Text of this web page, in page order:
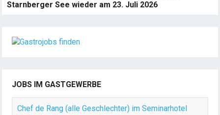
Starnberger See wieder am 23. Juli 2026
JOBS IM GASTGEWERBE
Chef de Rang (alle Geschlechter) im Seminarhotel